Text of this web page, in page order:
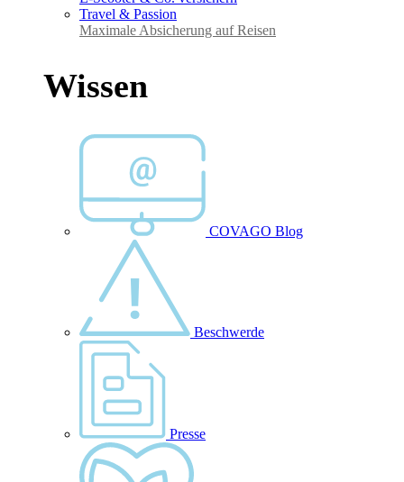
Travel & Passion
Maximale Absicherung auf Reisen
Wissen
COVAGO Blog
Beschwerde
Presse